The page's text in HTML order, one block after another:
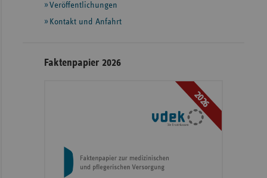
Veröffentlichungen
Kontakt und Anfahrt
Faktenpapier 2026
2026